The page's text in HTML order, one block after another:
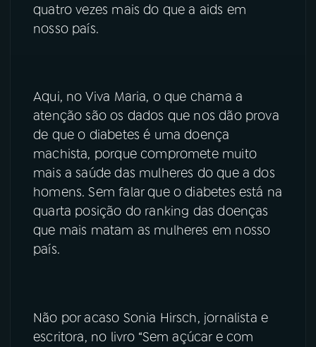
quatro vezes mais do que a aids em
nosso país.
Aqui, no Viva Maria, o que chama a
atenção são os dados que nos dão prova
de que o diabetes é uma doença
machista, porque compromete muito
mais a saúde das mulheres do que a dos
homens. Sem falar que o diabetes está na
quarta posição do ranking das doenças
que mais matam as mulheres em nosso
país.
Não por acaso Sonia Hirsch, jornalista e
escritora, no livro “Sem açúcar e com